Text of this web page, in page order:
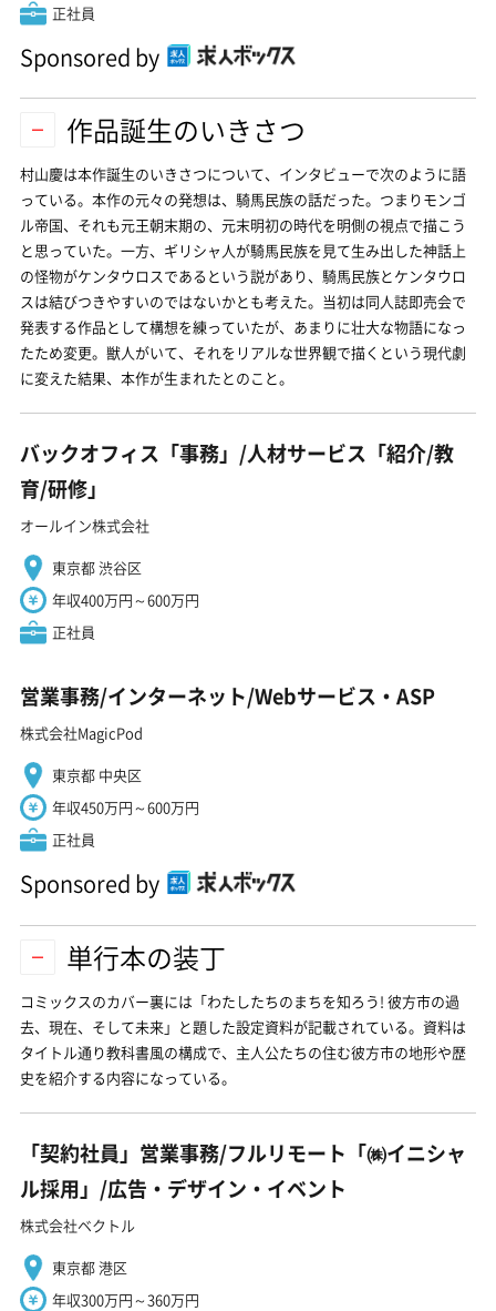
正社員
Sponsored by
作品誕生のいきさつ
村山慶は本作誕生のいきさつについて、インタビューで次のように語
っている。本作の元々の発想は、騎馬民族の話だった。つまりモンゴ
ル帝国、それも元王朝末期の、元末明初の時代を明側の視点で描こう
と思っていた。一方、ギリシャ人が騎馬民族を見て生み出した神話上
の怪物がケンタウロスであるという説があり、騎馬民族とケンタウロ
スは結びつきやすいのではないかとも考えた。当初は同人誌即売会で
発表する作品として構想を練っていたが、あまりに壮大な物語になっ
たため変更。獣人がいて、それをリアルな世界観で描くという現代劇
に変えた結果、本作が生まれたとのこと。
バックオフィス「事務」/人材サービス「紹介/教
育/研修」
オールイン株式会社
東京都 渋谷区
年収400万円～600万円
正社員
営業事務/インターネット/Webサービス・ASP
株式会社MagicPod
東京都 中央区
年収450万円～600万円
正社員
Sponsored by
単行本の装丁
コミックスのカバー裏には「わたしたちのまちを知ろう! 彼方市の過
去、現在、そして未来」と題した設定資料が記載されている。資料は
タイトル通り教科書風の構成で、主人公たちの住む彼方市の地形や歴
史を紹介する内容になっている。
「契約社員」営業事務/フルリモート「㈱イニシャ
ル採用」/広告・デザイン・イベント
株式会社ベクトル
東京都 港区
年収300万円～360万円